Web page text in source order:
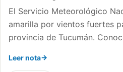
El Servicio Meteorológico
amarilla por vientos fuertes
provincia de Tucumán.
Leer nota